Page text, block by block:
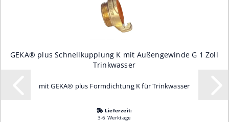
GEKA® plus Schnellkupplung K mit Außengewinde G 1 Zoll
Trinkwasser
mit GEKA® plus Formdichtung K für Trinkwasser
Lieferzeit:
3-6 Werktage